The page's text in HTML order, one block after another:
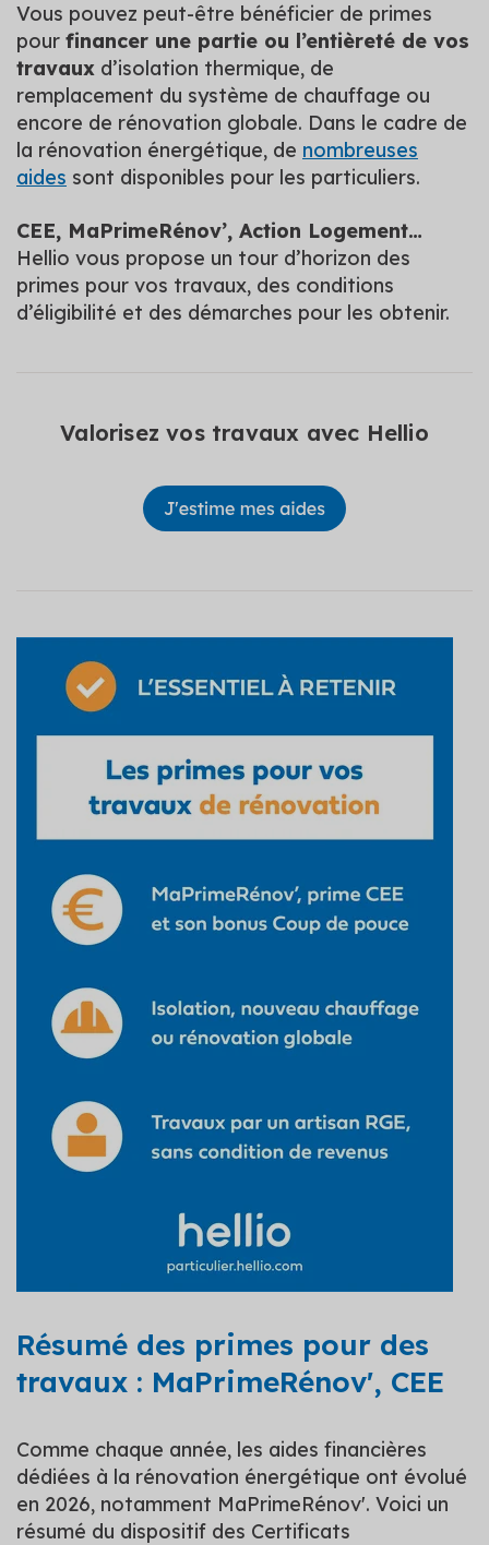
Vous pouvez peut-être bénéficier de primes
pour financer une partie ou l’entièreté de vos
travaux d’isolation thermique, de
remplacement du système de chauffage ou
encore de rénovation globale. Dans le cadre de
la rénovation énergétique, de nombreuses
aides sont disponibles pour les particuliers.
CEE, MaPrimeRénov’, Action Logement…
Hellio vous propose un tour d’horizon des
primes pour vos travaux, des conditions
d’éligibilité et des démarches pour les obtenir.
Valorisez vos travaux avec Hellio
Résumé des primes pour des
travaux : MaPrimeRénov', CEE
Comme chaque année, les aides financières
dédiées à la rénovation énergétique ont évolué
en 2026, notamment MaPrimeRénov'. Voici un
résumé du dispositif des Certificats